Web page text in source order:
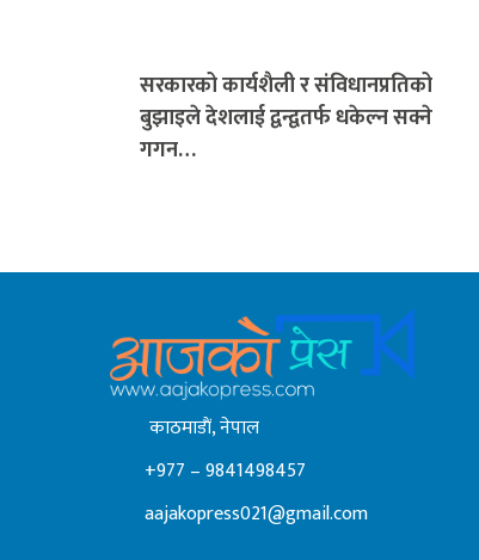
सरकारको कार्यशैली र संविधानप्रतिको
बुझाइले देशलाई द्वन्द्वतर्फ धकेल्न सक्ने
गगन…
काठमाडाैं, नेपाल
+977 – 9841498457
aajakopress021@gmail.com